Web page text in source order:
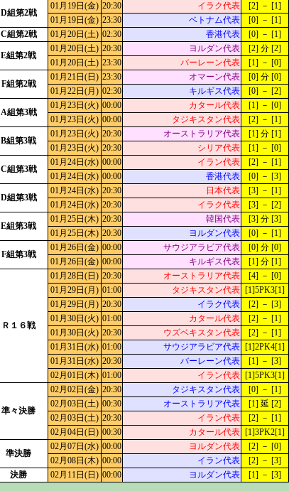
D組第2戦
01月19日(金) 20:30 イラク代表 [2] － [1]
01月19日(金) 23:30 ベトナム代表 [0] － [1]
C組第2戦
01月20日(土) 02:30 香港代表 [0] － [1]
E組第2戦
01月20日(土) 20:30 ヨルダン代表 [2] 分 [2]
01月20日(土) 23:30 バーレーン代表 [1] － [0]
F組第2戦
01月21日(日) 23:30 オマーン代表 [0] 分 [0]
01月22日(月) 02:30 キルギス代表 [0] － [2]
A組第3戦
01月23日(火) 00:00 カタール代表 [1] － [0]
01月23日(火) 00:00 タジキスタン代表 [2] － [1]
B組第3戦
01月23日(火) 20:30 オーストラリア代表 [1] 分 [1]
01月23日(火) 20:30 シリア代表 [1] － [0]
C組第3戦
01月24日(水) 00:00 イラン代表 [2] － [1]
01月24日(水) 00:00 香港代表 [0] － [3]
D組第3戦
01月24日(水) 20:30 日本代表 [3] － [1]
01月24日(水) 20:30 イラク代表 [3] － [2]
E組第3戦
01月25日(木) 20:30 韓国代表 [3] 分 [3]
01月25日(木) 20:30 ヨルダン代表 [0] － [1]
F組第3戦
01月26日(金) 00:00 サウジアラビア代表 [0] 分 [0]
01月26日(金) 00:00 キルギス代表 [1] 分 [1]
Ｒ１６戦
01月28日(日) 20:30 オーストラリア代表 [4] － [0]
01月29日(月) 01:00 タジキスタン代表 [1]5PK3[1]
01月29日(月) 20:30 イラク代表 [2] － [3]
01月30日(火) 01:00 カタール代表 [2] － [1]
01月30日(火) 20:30 ウズベキスタン代表 [2] － [1]
01月31日(水) 01:00 サウジアラビア代表 [1]2PK4[1]
01月31日(水) 20:30 バーレーン代表 [1] － [3]
02月01日(木) 01:00 イラン代表 [1]5PK3[1]
準々決勝
02月02日(金) 20:30 タジキスタン代表 [0] － [1]
02月03日(土) 00:30 オーストラリア代表 [1] 延 [2]
02月03日(土) 20:30 イラン代表 [2] － [1]
02月04日(日) 00:30 カタール代表 [1]3PK2[1]
準決勝
02月07日(水) 00:00 ヨルダン代表 [2] － [0]
02月08日(木) 00:00 イラン代表 [2] － [3]
決勝
02月11日(日) 00:00 ヨルダン代表 [1] － [3]